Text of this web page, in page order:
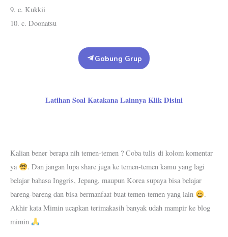
9. c. Kukkii
10. c. Doonatsu
Gabung Grup
Latihan Soal Katakana Lainnya Klik Disini
Kalian bener berapa nih temen-temen ? Coba tulis di kolom komentar
ya
. Dan jangan lupa share juga ke temen-temen kamu yang lagi
belajar bahasa Inggris, Jepang, maupun Korea supaya bisa belajar
bareng-bareng dan bisa bermanfaat buat temen-temen yang lain
.
Akhir kata Mimin ucapkan terimakasih banyak udah mampir ke blog
mimin